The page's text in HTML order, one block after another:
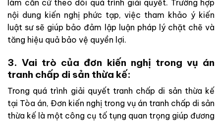
làm căn cứ theo dõi quá trình giải quyết. Trường hợp
nội dung kiến nghị phức tạp, việc tham khảo ý kiến
luật sư sẽ giúp bảo đảm lập luận pháp lý chặt chẽ và
tăng hiệu quả bảo vệ quyền lợi.
3. Vai trò của đơn kiến nghị trong vụ án
tranh chấp di sản thừa kế:
Trong quá trình giải quyết tranh chấp di sản thừa kế
tại Tòa án, Đơn kiến nghị trong vụ án tranh chấp di sản
thừa kế là một công cụ tố tụng quan trọng giúp đương